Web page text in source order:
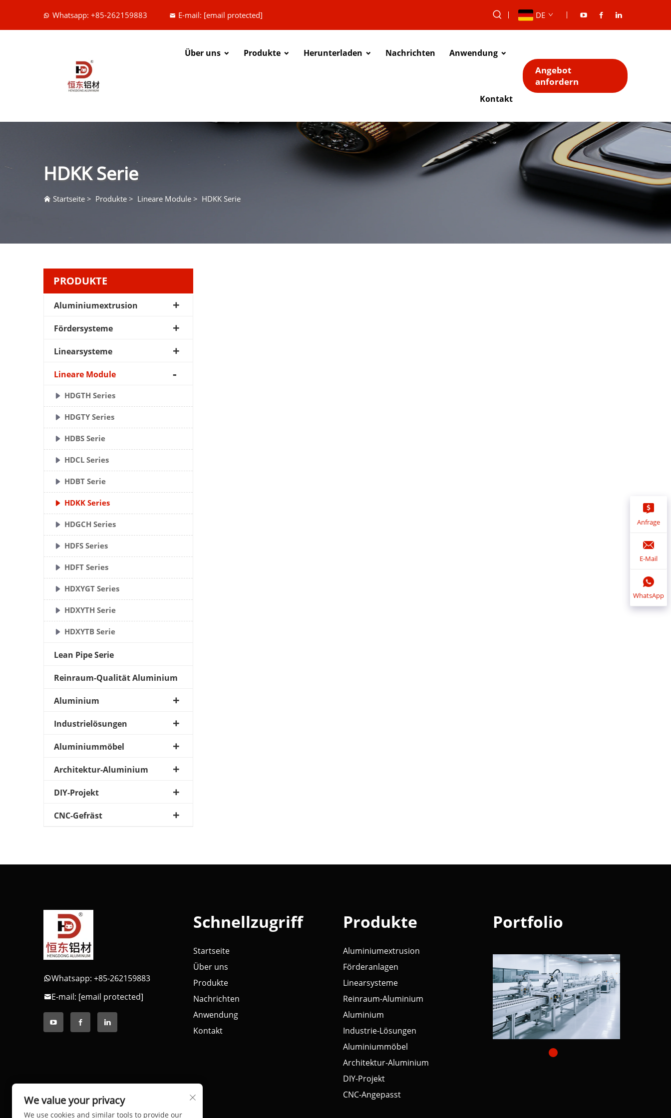
Whatsapp: +85-262159883 E-mail: [email protected] DE
Über uns Produkte Herunterladen Nachrichten Anwendung
Kontakt
Angebot
anfordern
HDKK Serie
Startseite > Produkte > Lineare Module > HDKK Serie
PRODUKTE
Aluminiumextrusion
Fördersysteme
Linearsysteme
Lineare Module
HDGTH Series
HDGTY Series
HDBS Serie
HDCL Series
HDBT Serie
HDKK Series
HDGCH Series
HDFS Series
HDFT Series
HDXYGT Series
HDXYTH Serie
HDXYTB Serie
Lean Pipe Serie
Reinraum-Qualität Aluminium
Aluminium
Industrielösungen
Aluminiummöbel
Architektur-Aluminium
DIY-Projekt
CNC-Gefräst
Anfrage
E-Mail
WhatsApp
Whatsapp: +85-262159883
E-mail: [email protected]
Schnellzugriff
Startseite
Über uns
Produkte
Nachrichten
Anwendung
Kontakt
Produkte
Aluminiumextrusion
Förderanlagen
Linearsysteme
Reinraum-Aluminium
Aluminium
Industrie-Lösungen
Aluminiummöbel
Architektur-Aluminium
DIY-Projekt
CNC-Angepasst
Portfolio
We value your privacy
We use cookies and similar tools to provide our